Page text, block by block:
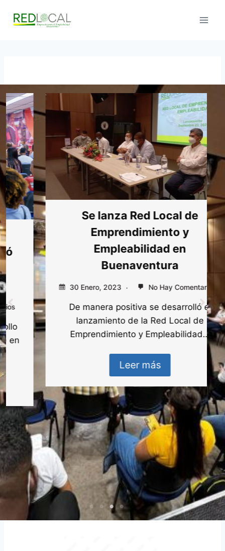
Se lanza Red Local de
Emprendimiento y
Empleabilidad en
Buenaventura
30 Enero, 2023 No Hay Comentarios
De manera positiva se desarrolló el
lanzamiento de la Red Local de
Emprendimiento y Empleabilidad…
Leer más